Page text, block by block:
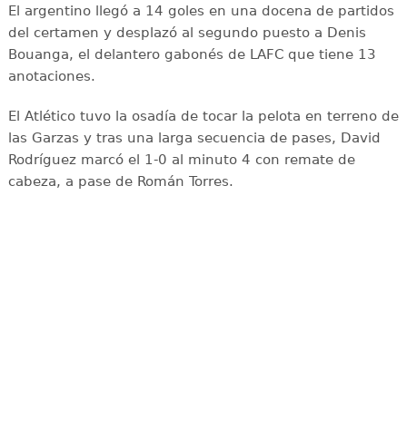
El argentino llegó a 14 goles en una docena de partidos
del certamen y desplazó al segundo puesto a Denis
Bouanga, el delantero gabonés de LAFC que tiene 13
anotaciones.
El Atlético tuvo la osadía de tocar la pelota en terreno de
las Garzas y tras una larga secuencia de pases, David
Rodríguez marcó el 1-0 al minuto 4 con remate de
cabeza, a pase de Román Torres.